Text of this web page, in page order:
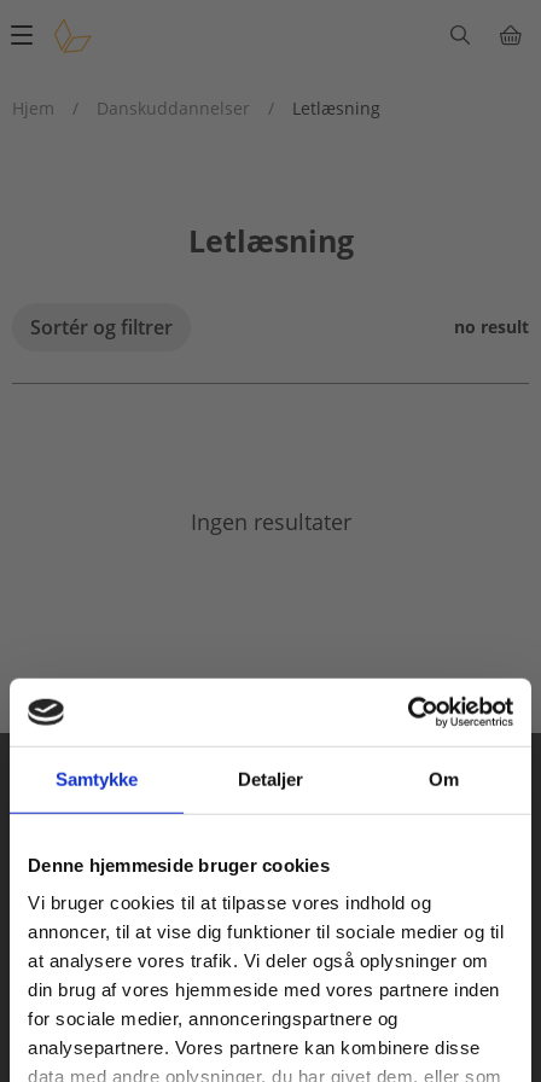
Samtykke Detaljer Om
Denne hjemmeside bruger cookies
Vi bruger cookies til at tilpasse vores indhold og
annoncer, til at vise dig funktioner til sociale medier og til
at analysere vores trafik. Vi deler også oplysninger om
din brug af vores hjemmeside med vores partnere inden
for sociale medier, annonceringspartnere og
analysepartnere. Vores partnere kan kombinere disse
data med andre oplysninger, du har givet dem, eller som
Main
Hjem
/ Danskuddannelser / Letlæsning
Letlæsning
Sortér og filtrer no result
Ingen resultater
Praxis Forlag A/S
CVR 41280921
København
Vognmagergade 7, 5. sal
1120 København K
Køb læremidler og find masterclasses mm.
Fortsæt som:
For privatkunder og
studerende. Du får
For institutioner og
virksomheder. Du